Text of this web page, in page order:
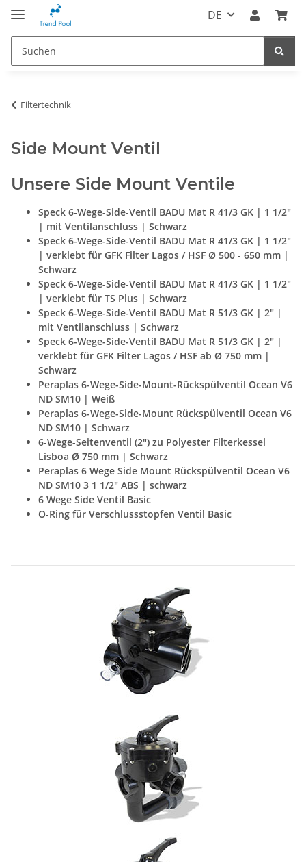
DE
Filtertechnik
Side Mount Ventil
Unsere Side Mount Ventile
Speck 6-Wege-Side-Ventil BADU Mat R 41/3 GK | 1 1/2"
| mit Ventilanschluss | Schwarz
Speck 6-Wege-Side-Ventil BADU Mat R 41/3 GK | 1 1/2"
| verklebt für GFK Filter Lagos / HSF Ø 500 - 650 mm |
Schwarz
Speck 6-Wege-Side-Ventil BADU Mat R 41/3 GK | 1 1/2"
| verklebt für TS Plus | Schwarz
Speck 6-Wege-Side-Ventil BADU Mat R 51/3 GK | 2" |
mit Ventilanschluss | Schwarz
Speck 6-Wege-Side-Ventil BADU Mat R 51/3 GK | 2" |
verklebt für GFK Filter Lagos / HSF ab Ø 750 mm |
Schwarz
Peraplas 6-Wege-Side-Mount-Rückspülventil Ocean V6
ND SM10 | Weiß
Peraplas 6-Wege-Side-Mount Rückspülventil Ocean V6
ND SM10 | Schwarz
6-Wege-Seitenventil (2") zu Polyester Filterkessel
Lisboa Ø 750 mm | Schwarz
Peraplas 6 Wege Side Mount Rückspülventil Ocean V6
ND SM10 3 1 1/2" ABS | schwarz
6 Wege Side Ventil Basic
O-Ring für Verschlussstopfen Ventil Basic